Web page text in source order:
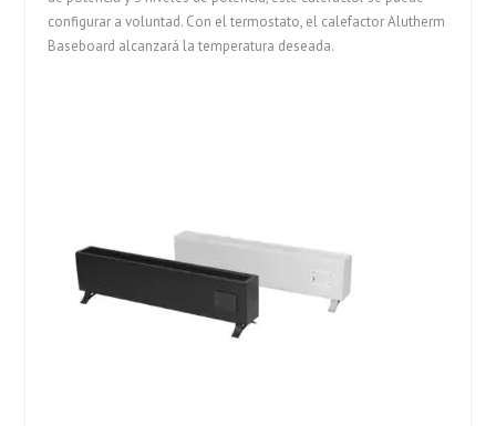
configurar a voluntad. Con el termostato, el calefactor Alutherm
Baseboard alcanzará la temperatura deseada.